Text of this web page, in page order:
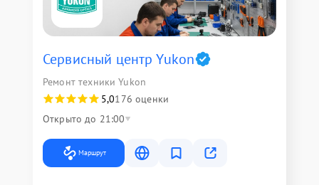
Сервисный центр Yukon
Ремонт техники Yukon
5,0176 оценки
Открыто до 21:00
Маршрут